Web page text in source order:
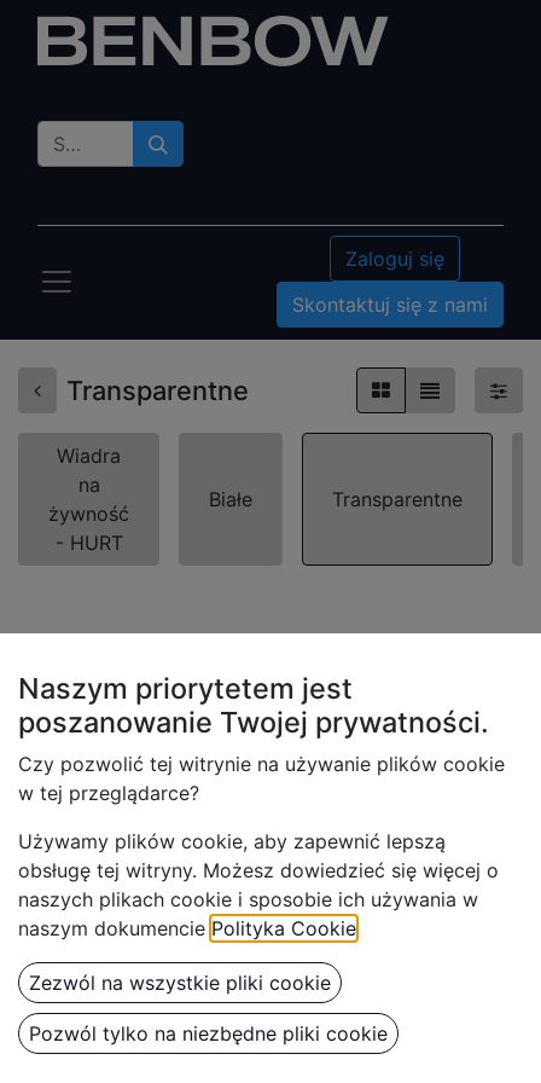
Zaloguj się
Skontaktuj się z nami
Transparentne
Wiadra
na
żywność
- HURT
Białe Transparentne
pokrywą Transparentne
Wiadra z pokrywą przeznaczone do kontaktu z
żywnością, stabilne, hermetyczne – plastikowe wiadra
z uchwytem. Wiadra do żywności Benbow znajdą
zastosowanie w przemyśle spożywczym są w stanie
doskonale chronić żywność przed działaniem tlenu,
przez co dłużej zachowuje ona swoją świeżość.
Są wykonane z bezpiecznego i wytrzymałego
polipropylenu pojemniki, dlatego znajda zastosowanie
nie tylko w przemyśle spożywczym, ale także w
branży chemicznej. W ofercie
firmyBenbow.plznajdziemy wiadra o pojemność od
Naszym priorytetem jest
poszanowanie Twojej prywatności.
Czy pozwolić tej witrynie na używanie plików cookie
w tej przeglądarce?
Używamy plików cookie, aby zapewnić lepszą
obsługę tej witryny. Możesz dowiedzieć się więcej o
naszych plikach cookie i sposobie ich używania w
naszym dokumencie Polityka Cookie
Zezwól na wszystkie pliki cookie
Pozwól tylko na niezbędne pliki cookie